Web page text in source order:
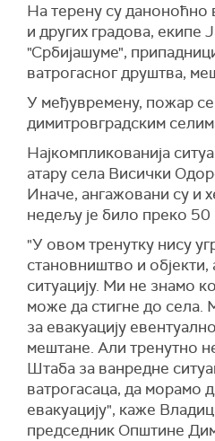
На терену су даноноћно
и других градова, екипе
"Србијашуме",
ватрогасног друштва,
У међувремену, пожар
димитровградским
Најкомпликованија
атару села Висички
Иначе, ангажовани су и
недељу је било преко 50
"У овом тренутку нису
становништво и
ситуацију. Ми не знамо
може да стигне до
за евакуацију
мештане. Али тренутно
Штаба за ванредне
ватрогасаца, да морамо
евакуацију", каже
председник Општине